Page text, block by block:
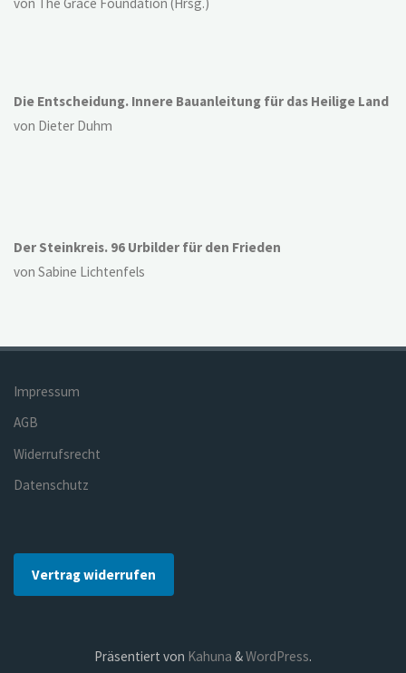
Die Entscheidung. Innere Bauanleitung für das Heilige Land
von Dieter Duhm
Der Steinkreis. 96 Urbilder für den Frieden
von Sabine Lichtenfels
Impressum
AGB
Widerrufsrecht
Datenschutz
Vertrag widerrufen
Präsentiert von Kahuna &WordPress.